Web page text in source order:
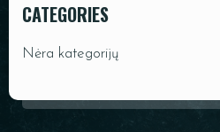
CATEGORIES
Nėra kategorijų